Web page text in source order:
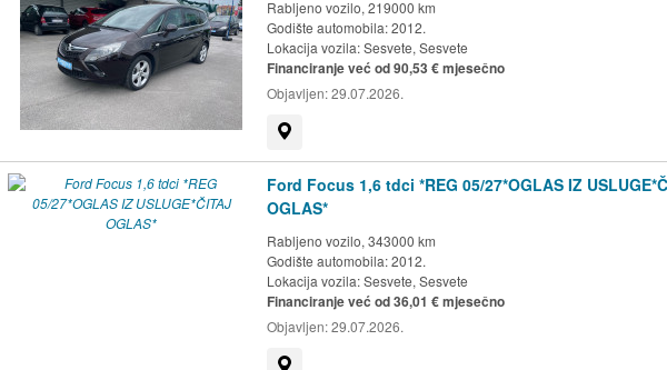
Rabljeno vozilo, 219000 km
Godište automobila: 2012.
Lokacija vozila:Sesvete, Sesvete
Financiranje već od 90,53 € mjesečno
Objavljen:29.07.2026.
Ford Focus 1,6 tdci *REG 05/27*OGLAS IZ
OGLAS*
Rabljeno vozilo, 343000 km
Godište automobila: 2012.
Lokacija vozila:Sesvete, Sesvete
Financiranje već od 36,01 € mjesečno
Objavljen:29.07.2026.